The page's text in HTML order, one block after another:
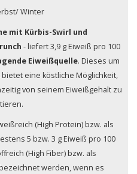
Winter
mit Kürbis-Swirl und
- liefert 3,9 g Eiweiß pro 100
Eiweißquelle. Dieses um
eine köstliche Möglichkeit,
von seinem Eiweißgehalt zu
(High Protein) bzw. als
5 bzw. 3 g Eiweiß pro 100
(High Fiber) bzw. als
werden, wenn es